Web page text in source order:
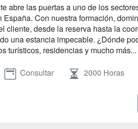
abre las puertas a uno de los
España. Con nuestra formación,
cliente, desde la reserva hasta la
una estancia impecable. ¿Dónde
turísticos, residencias y mucho más...
Consultar 2000 Horas